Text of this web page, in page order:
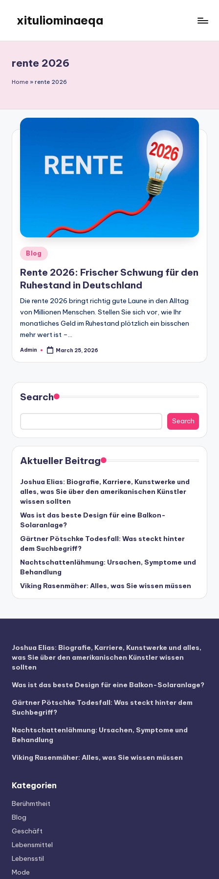
content
xituliominaeqa
rente 2026
Home » rente 2026
Posted
in
Blog
Rente 2026: Frischer Schwung für den
Ruhestand in Deutschland
Die rente 2026 bringt richtig gute Laune in den Alltag
von Millionen Menschen. Stellen Sie sich vor, wie Ihr
monatliches Geld im Ruhestand plötzlich ein bisschen
mehr wert ist –…
Posted
Admin March 25, 2026
Search
Search
Aktueller Beitrag
Joshua Elias: Biografie, Karriere, Kunstwerke und
alles, was Sie über den amerikanischen Künstler
wissen sollten
Was ist das beste Design für eine Balkon-
Solaranlage?
Gärtner Pötschke Todesfall: Was steckt hinter
dem Suchbegriff?
Nachtschattenlähmung: Ursachen, Symptome und
Behandlung
Viking Rasenmäher: Alles, was Sie wissen müssen
Joshua Elias: Biografie, Karriere, Kunstwerke und alles,
was Sie über den amerikanischen Künstler wissen
sollten
Was ist das beste Design für eine Balkon-Solaranlage?
Gärtner Pötschke Todesfall: Was steckt hinter dem
Suchbegriff?
Nachtschattenlähmung: Ursachen, Symptome und
Behandlung
Viking Rasenmäher: Alles, was Sie wissen müssen
Kategorien
Berühmtheit
Blog
Geschäft
Lebensmittel
Lebensstil
Mode